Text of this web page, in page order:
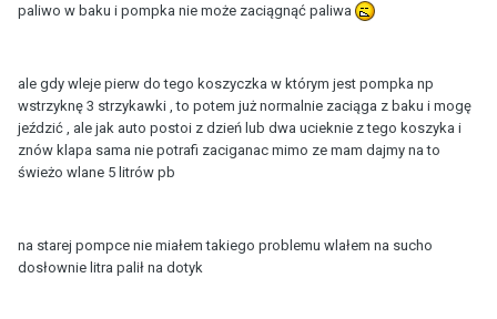
paliwo w baku i pompka nie może zaciągnąć paliwa
ale gdy wleje pierw do tego koszyczka w którym jest pompka np
wstrzyknę 3 strzykawki , to potem już normalnie zaciąga z baku i mogę
jeździć , ale jak auto postoi z dzień lub dwa ucieknie z tego koszyka i
znów klapa sama nie potrafi zaciganac mimo ze mam dajmy na to
świeżo wlane 5 litrów pb
na starej pompce nie miałem takiego problemu wlałem na sucho
dosłownie litra palił na dotyk